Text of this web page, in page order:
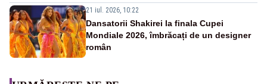
21 iul. 2026, 10:22
Dansatorii Shakirei la finala Cupei
Mondiale 2026, îmbrăcați de un designer
român